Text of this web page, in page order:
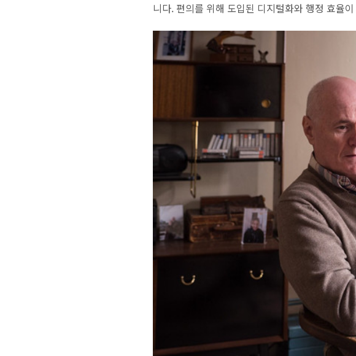
니다. 편의를 위해 도입된 디지털화와 행정 효율